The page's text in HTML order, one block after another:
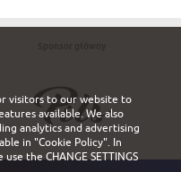
visitors to our website to
available. We also
analytics and advertising
in "Cookie Policy". In
use theCHANGE SETTINGS